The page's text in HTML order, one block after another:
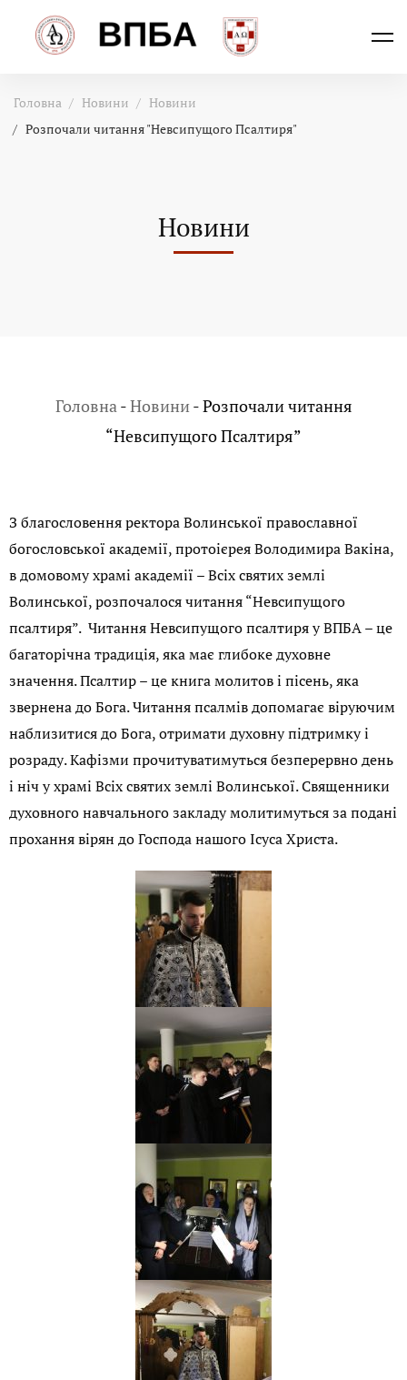
Головна Новини
Новини
Розпочали читання "Невсипущого Псалтиря"
Новини
Головна-Новини-Розпочали читання
“Невсипущого Псалтиря”
З благословення ректора Волинської православної
богословської академії, протоієрея Володимира Вакіна,
в домовому храмі академії – Всіх святих землі
Волинської, розпочалося читання “Невсипущого
псалтиря”. Читання Невсипущого псалтиря у ВПБА – це
багаторічна традиція, яка має глибоке духовне
значення. Псалтир – це книга молитов і пісень, яка
звернена до Бога. Читання псалмів допомагає віруючим
наблизитися до Бога, отримати духовну підтримку і
розраду. Кафізми прочитуватимуться безперервно день
і ніч у храмі Всіх святих землі Волинської. Священники
духовного навчального закладу молитимуться за подані
прохання вірян до Господа нашого Ісуса Христа.